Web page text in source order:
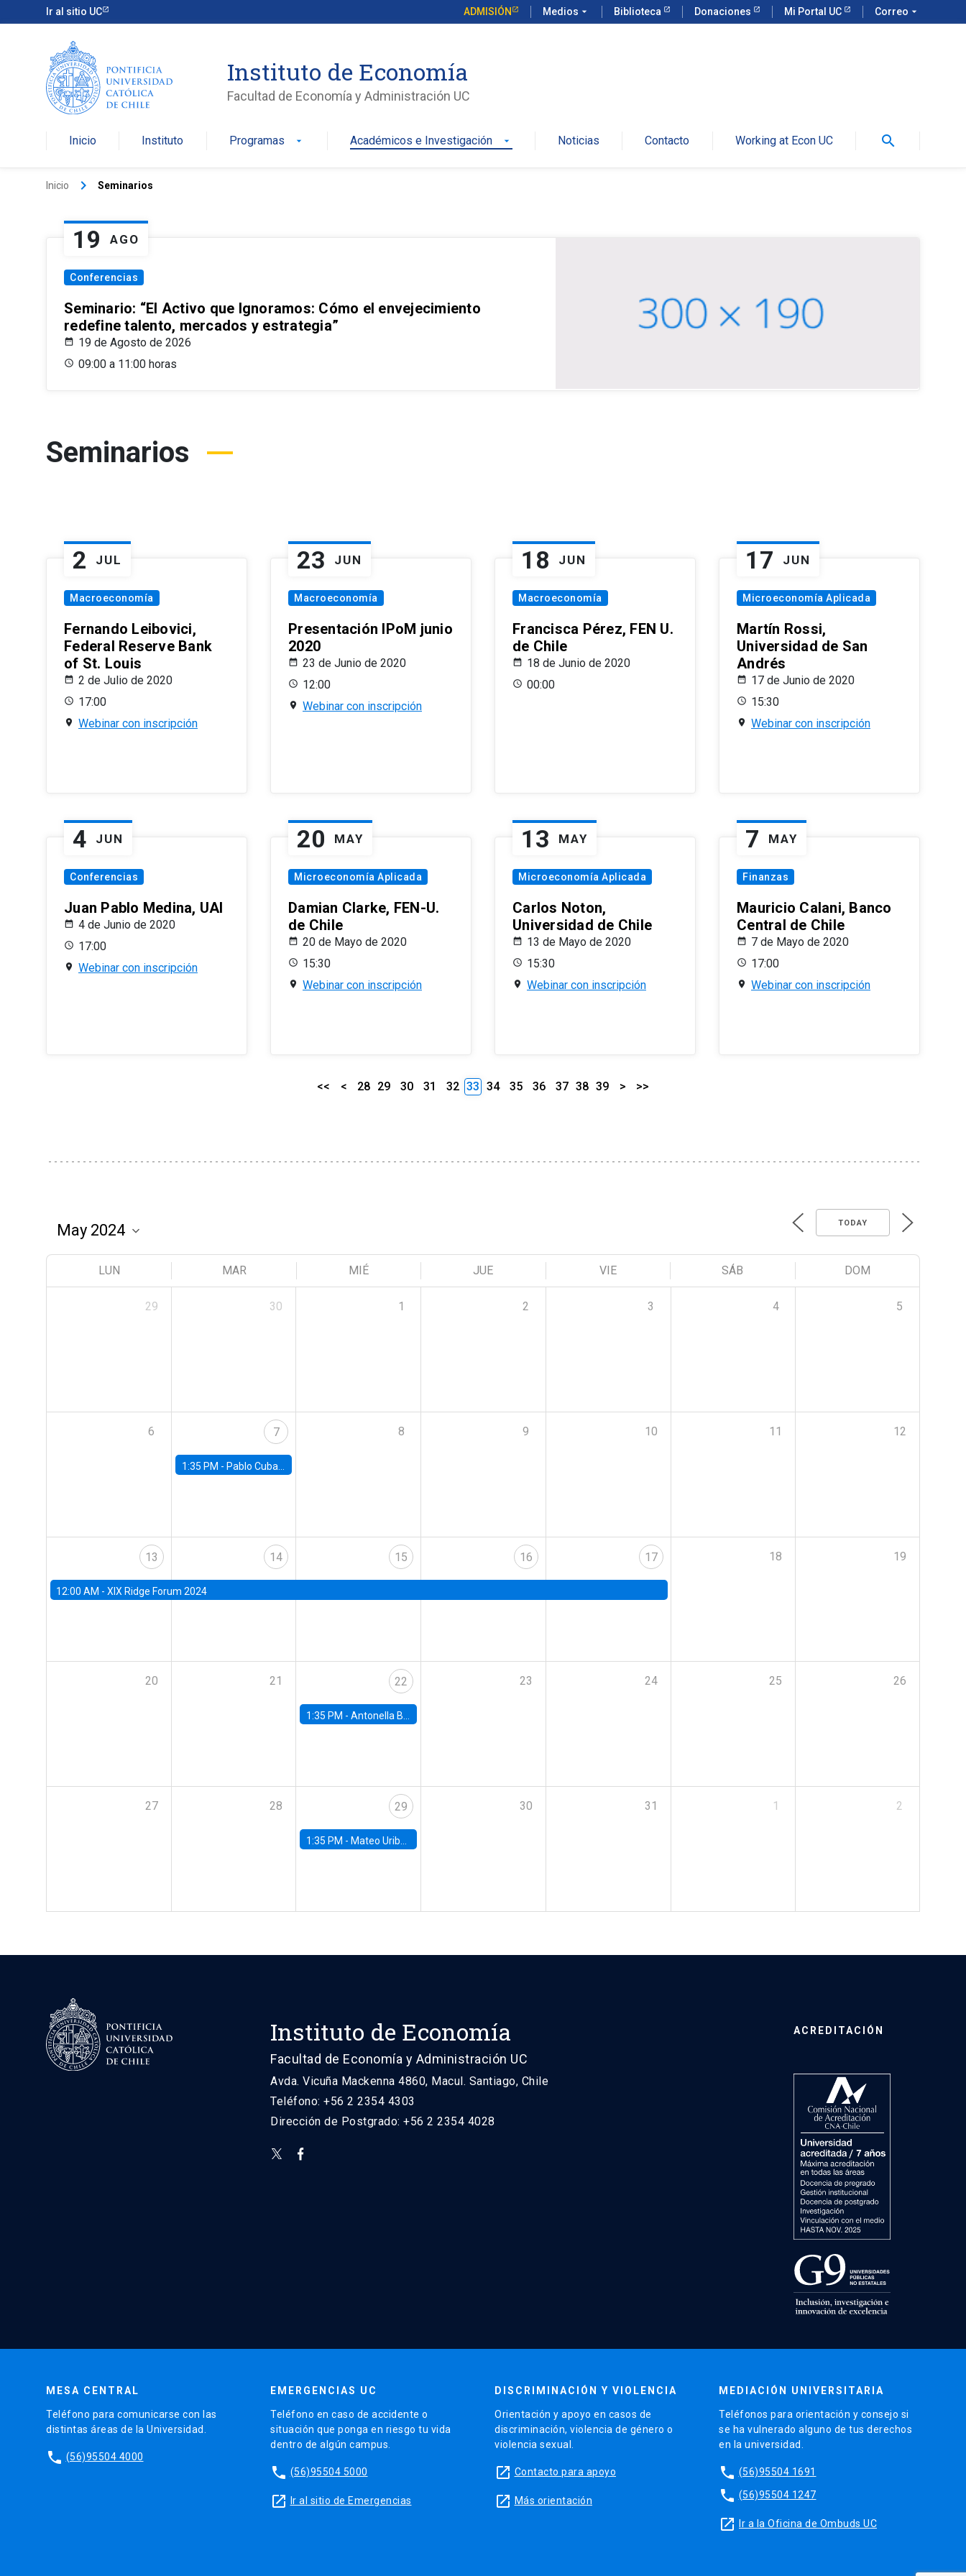
Ir al sitio UC ADMISIÓN Medios arrow_drop_down Biblioteca Donaciones Mi Portal UC Correo arrow_drop_down
Instituto de Economía
Facultad de Economía y Administración UC
Inicio Instituto Programas arrow_drop_down Académicos e Investigación arrow_drop_down Noticias Contacto Working at Econ UC search
Inicio keyboard_arrow_right Seminarios
19 AGO
Conferencias
Seminario: “El Activo que Ignoramos: Cómo el envejecimiento
redefine talento, mercados y estrategia”
19 de Agosto de 2026
09:00 a 11:00 horas
Seminarios
2 JUL
Macroeconomía
Fernando Leibovici,
Federal Reserve Bank
of St. Louis
2 de Julio de 2020
17:00
Webinar con inscripción
23 JUN
Macroeconomía
Presentación IPoM junio
2020
23 de Junio de 2020
12:00
Webinar con inscripción
18 JUN
Macroeconomía
Francisca Pérez, FEN U.
de Chile
18 de Junio de 2020
00:00
17 JUN
Microeconomía Aplicada
Martín Rossi,
Universidad de San
Andrés
17 de Junio de 2020
15:30
Webinar con inscripción
4 JUN
Conferencias
Juan Pablo Medina, UAI
4 de Junio de 2020
17:00
Webinar con inscripción
20 MAY
Microeconomía Aplicada
Damian Clarke, FEN-U.
de Chile
20 de Mayo de 2020
15:30
Webinar con inscripción
13 MAY
Microeconomía Aplicada
Carlos Noton,
Universidad de Chile
13 de Mayo de 2020
15:30
Webinar con inscripción
7 MAY
Finanzas
Mauricio Calani, Banco
Central de Chile
7 de Mayo de 2020
17:00
Webinar con inscripción
<< < 28 29 30 31 32 33 34 35 36 37 38 39 > >>
TODAY
LUN MAR MIÉ JUE VIE SÁB DOM
29 30 1 2 3 4 5
6 7
1:35 PM - Pablo Cuba, FED Board
8 9 10 11 12
13
12:00 AM - XIX Ridge Forum 2024
14 15 16 17 18 19
20 21 22
1:35 PM -Antonella Bancalari, Institute for Fiscal Studies (IFS) and Research Associate at University College London (UCL)
23 24 25 26
27 28 29
1:35 PM - Mateo Uribe-Castro, Universidad de los Andes (Colombia)
30 31 1 2
Instituto de Economía
Facultad de Economía y Administración UC
Avda. Vicuña Mackenna 4860, Macul. Santiago, Chile
Teléfono: +56 2 2354 4303
Dirección de Postgrado: +56 2 2354 4028
ACREDITACIÓN
MESA CENTRAL
Teléfono para comunicarse con las
distintas áreas de la Universidad.
phone (56)95504 4000
EMERGENCIAS UC
Teléfono en caso de accidente o
situación que ponga en riesgo tu vida
dentro de algún campus.
phone (56)95504 5000
launch Ir al sitio de Emergencias
DISCRIMINACIÓN Y VIOLENCIA
Orientación y apoyo en casos de
discriminación, violencia de género o
violencia sexual.
launch Contacto para apoyo
launch Más orientación
MEDIACIÓN UNIVERSITARIA
Teléfonos para orientación y consejo si
se ha vulnerado alguno de tus derechos
en la universidad.
phone (56)95504 1691
phone (56)95504 1247
launch Ir a la Oficina de Ombuds UC